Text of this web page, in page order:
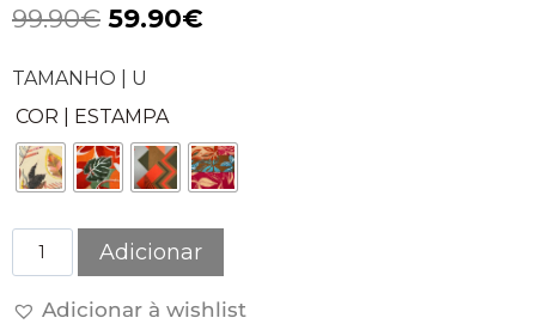
99.90€ 59.90€
TAMANHO | U
COR | ESTAMPA
Adicionar
Adicionar à wishlist